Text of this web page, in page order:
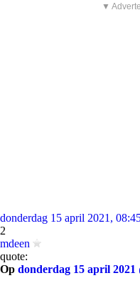
▼
donderdag 15 april 2021,
2
mdeen
quote:
Op donderdag 15 april 2021